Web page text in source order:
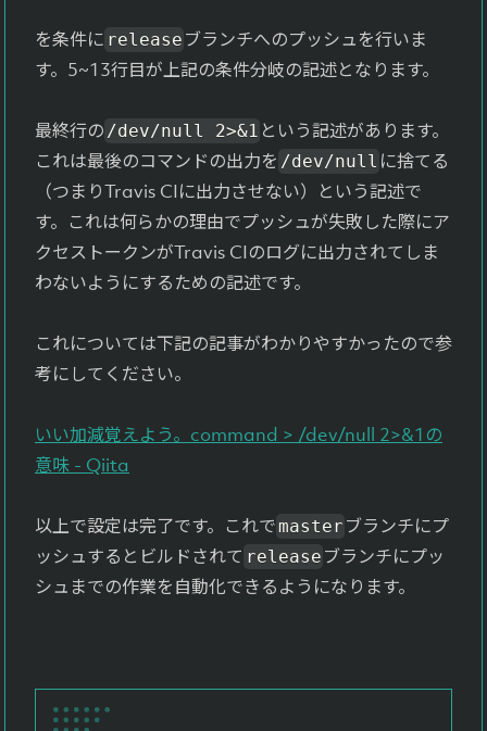
を条件に release ブランチへのプッシュを行いま
す。5~13行目が上記の条件分岐の記述となります。
最終行の /dev/null 2>&1 という記述があります。
これは最後のコマンドの出力を /dev/null に捨てる
（つまりTravis CIに出力させない）という記述で
す。これは何らかの理由でプッシュが失敗した際にア
クセストークンがTravis CIのログに出力されてしま
わないようにするための記述です。
これについては下記の記事がわかりやすかったので参
考にしてください。
いい加減覚えよう。command > /dev/null 2>&1の
意味 - Qiita
以上で設定は完了です。これでmaster ブランチにプ
ッシュするとビルドされて release ブランチにプッ
シュまでの作業を自動化できるようになります。